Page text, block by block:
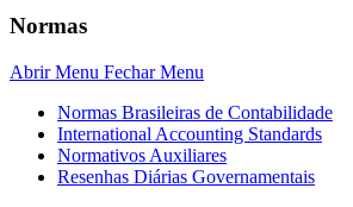
Normas
Abrir Menu Fechar Menu
Normas Brasileiras de Contabilidade
International Accounting Standards
Normativos Auxiliares
Resenhas Diárias Governamentais